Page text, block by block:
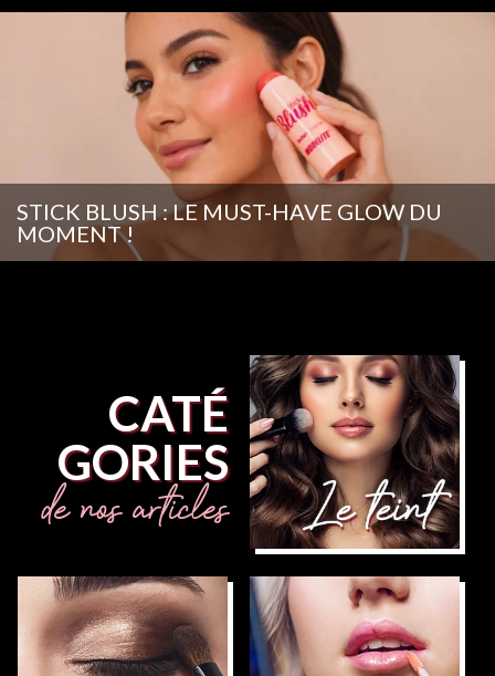
STICK BLUSH : LE MUST-HAVE GLOW DU
MOMENT !
CATÉ
GORIES
de nos articles